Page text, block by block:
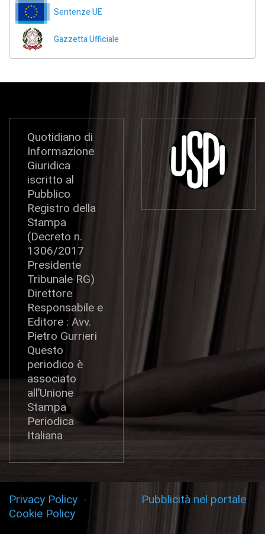
Sentenze UE
Gazzetta Ufficiale
Quotidiano di
Informazione
Giuridica
iscritto al
Pubblico
Registro della
Stampa
(Decreto n.
1306/2017
Presidente
Tribunale RG)
Direttore
Responsabile e
Editore : Avv.
Pietro Gurrieri
Questo
periodico è
associato
all’Unione
Stampa
Periodica
Italiana
Privacy Policy -
Cookie Policy
Pubblicità nel portale